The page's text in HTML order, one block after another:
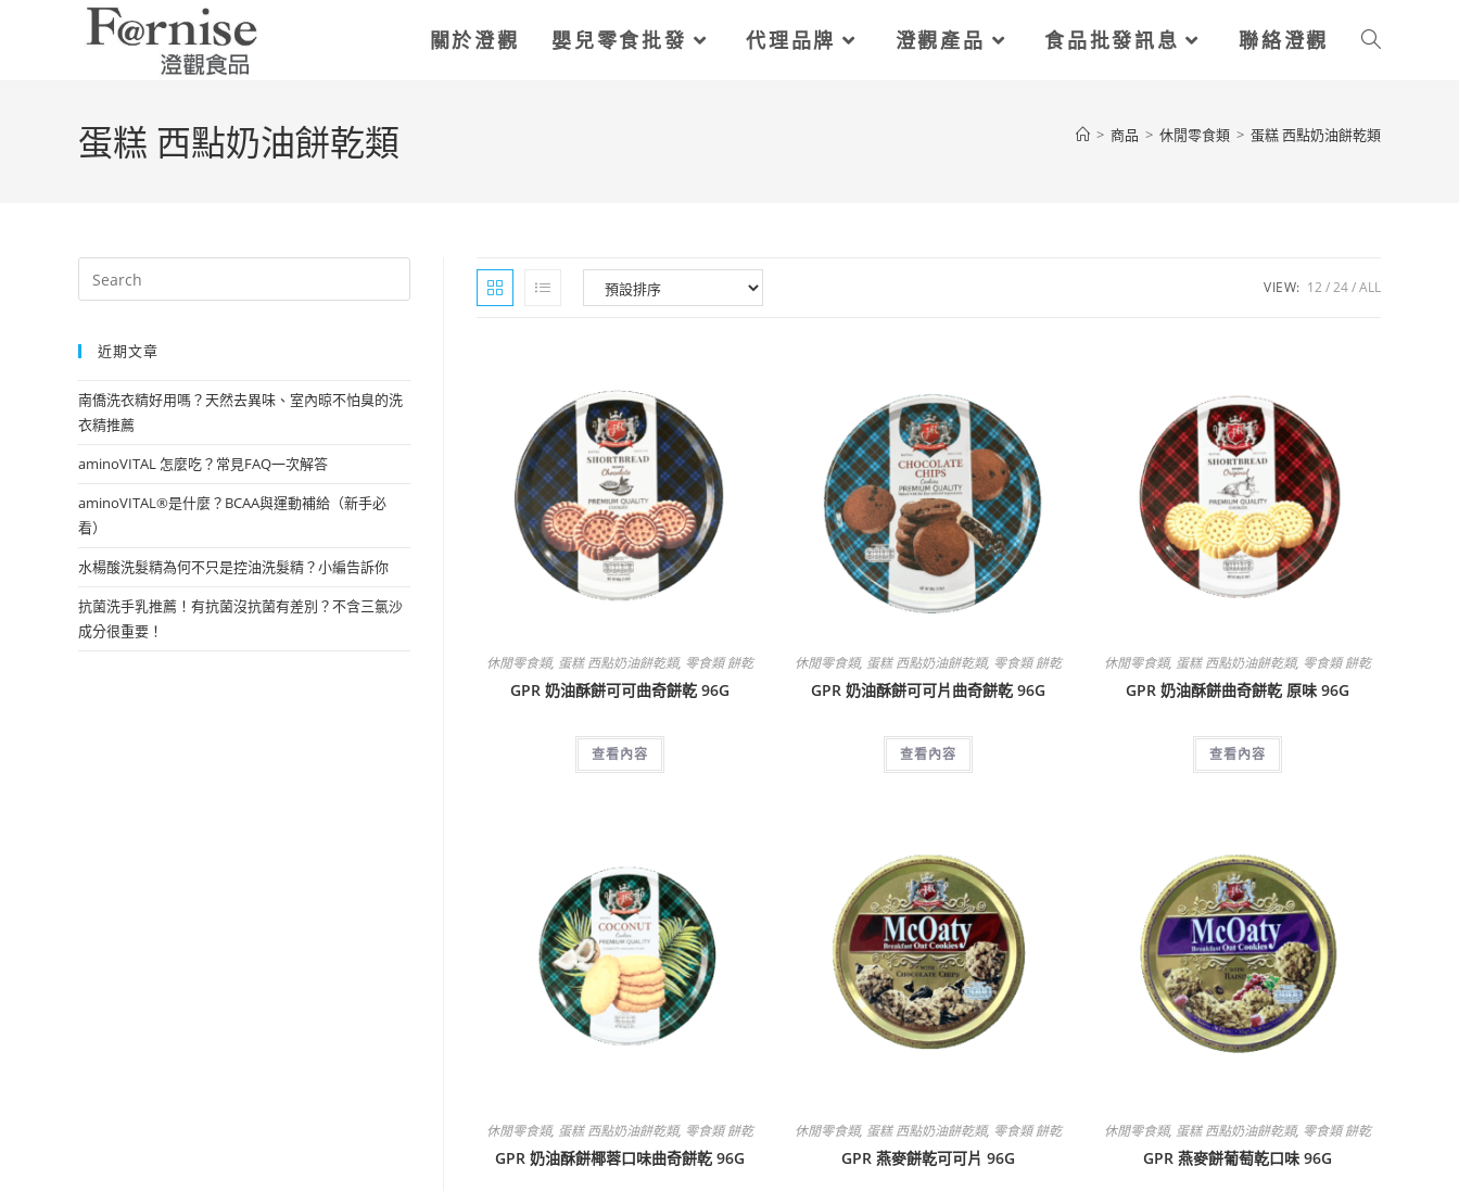
關於澄觀 嬰兒零食批發 代理品牌 澄觀產品 食品批發訊息 聯絡澄觀
蛋糕 西點奶油餅乾類 > 商品 > 休閒零食類 > 蛋糕 西點奶油餅乾類
VIEW: 12 24 ALL
休閒零食類, 蛋糕 西點奶油餅乾類, 零食類 餅乾
GPR 奶油酥餅可可曲奇餅乾 96G
查看內容
休閒零食類, 蛋糕 西點奶油餅乾類, 零食類 餅乾
GPR 奶油酥餅可可片曲奇餅乾 96G
查看內容
休閒零食類, 蛋糕 西點奶油餅乾類, 零食類 餅乾
GPR 奶油酥餅曲奇餅乾 原味 96G
查看內容
休閒零食類, 蛋糕 西點奶油餅乾類, 零食類 餅乾
GPR 奶油酥餅椰蓉口味曲奇餅乾 96G
休閒零食類, 蛋糕 西點奶油餅乾類, 零食類 餅乾
GPR 燕麥餅乾可可片 96G
休閒零食類, 蛋糕 西點奶油餅乾類, 零食類 餅乾
GPR 燕麥餅葡萄乾口味 96G
近期文章
南僑洗衣精好用嗎？天然去異味、室內晾不怕臭的洗
衣精推薦
aminoVITAL 怎麼吃？常見FAQ一次解答
aminoVITAL®是什麼？BCAA與運動補給（新手必
看）
水楊酸洗髮精為何不只是控油洗髮精？小編告訴你
抗菌洗手乳推薦！有抗菌沒抗菌有差別？不含三氯沙
成分很重要！